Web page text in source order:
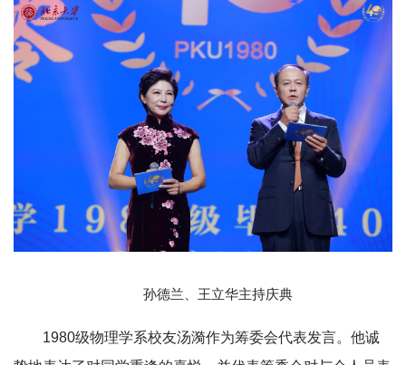
孙德兰、王立华主持庆典
1980级物理学系校友汤漪作为筹委会代表发言。他诚